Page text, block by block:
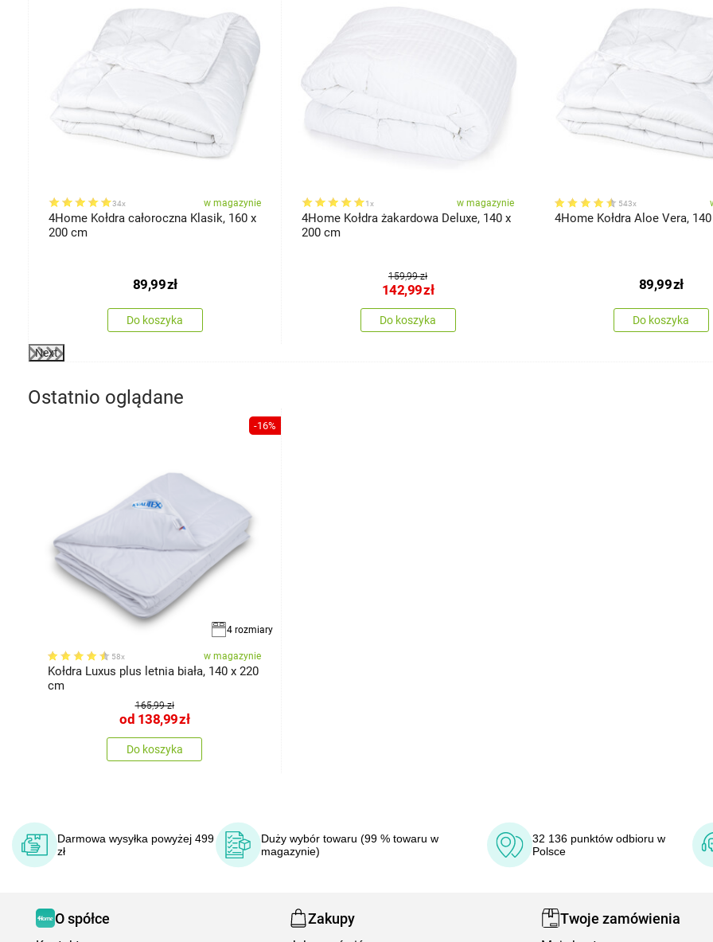
34x w magazynie
4Home Kołdra całoroczna Klasik, 160 x
200 cm
89,99zł
Do koszyka
1x w magazynie
4Home Kołdra żakardowa Deluxe, 140 x
200 cm
159,99 zł
142,99zł
Do koszyka
543x
4Home Kołdra Aloe Vera,
89,99zł
Do koszyka
Next
Ostatnio oglądane
-16%
4 rozmiary
58x w magazynie
Kołdra Luxus plus letnia biała, 140 x 220
cm
165,99 zł
od 138,99zł
Do koszyka
Darmowa wysyłka powyżej 499
zł
Duży wybór towaru (99 % towaru w
magazynie)
32 136 punktów odbioru w
Polsce
O spółce Zakupy Twoje zamówienia